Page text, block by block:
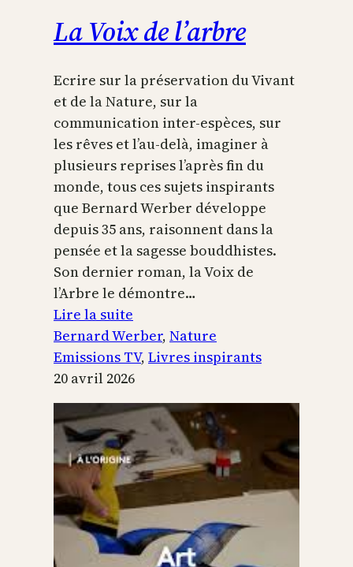
La Voix de l’arbre
Ecrire sur la préservation du Vivant
et de la Nature, sur la
communication inter-espèces, sur
les rêves et l’au-delà, imaginer à
plusieurs reprises l’après fin du
monde, tous ces sujets inspirants
que Bernard Werber développe
depuis 35 ans, raisonnent dans la
pensée et la sagesse bouddhistes.
Son dernier roman, la Voix de
l’Arbre le démontre…
Lire la suite
La
Voix
de
l’arbre
Bernard Werber, Nature
Emissions TV, Livres inspirants
20 avril 2026